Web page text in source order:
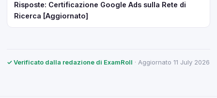
Risposte: Certificazione Google Ads sulla Rete di
Ricerca [Aggiornato]
✓ Verificato dalla redazione di ExamRoll · Aggiornato 11 July 2026